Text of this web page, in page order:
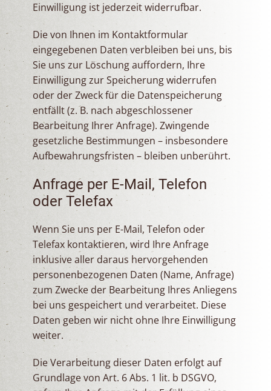
Einwilligung ist jederzeit widerrufbar.
Die von Ihnen im Kontaktformular
eingegebenen Daten verbleiben bei uns, bis
Sie uns zur Löschung auffordern, Ihre
Einwilligung zur Speicherung widerrufen
oder der Zweck für die Datenspeicherung
entfällt (z. B. nach abgeschlossener
Bearbeitung Ihrer Anfrage). Zwingende
gesetzliche Bestimmungen – insbesondere
Aufbewahrungsfristen – bleiben unberührt.
Anfrage per E-Mail, Telefon
oder Telefax
Wenn Sie uns per E-Mail, Telefon oder
Telefax kontaktieren, wird Ihre Anfrage
inklusive aller daraus hervorgehenden
personenbezogenen Daten (Name, Anfrage)
zum Zwecke der Bearbeitung Ihres Anliegens
bei uns gespeichert und verarbeitet. Diese
Daten geben wir nicht ohne Ihre Einwilligung
weiter.
Die Verarbeitung dieser Daten erfolgt auf
Grundlage von Art. 6 Abs. 1 lit. b DSGVO,